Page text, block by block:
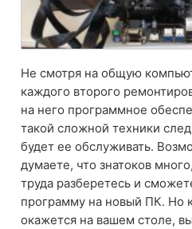
Не смотря на общую
каждого второго
на него программное
такой сложной техники
будет ее обслуживать.
думаете, что знатоков
труда разберетесь и
программу на новый ПК. Но
окажется на вашем столе,